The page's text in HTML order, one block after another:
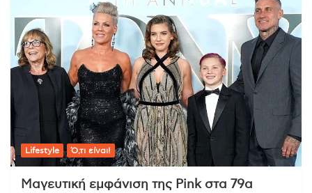
Lifestyle Ό,τι είναι!
Μαγευτική εμφάνιση της Pink στα 79α